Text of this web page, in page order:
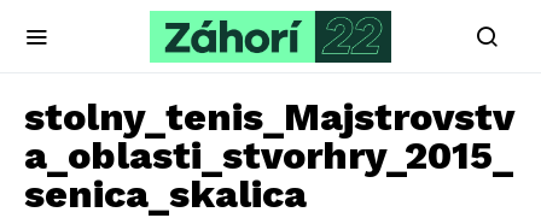
stolny_tenis_Majstrovstv
a_oblasti_stvorhry_2015_
senica_skalica